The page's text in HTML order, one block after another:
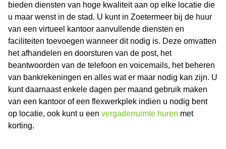
bieden diensten van hoge kwaliteit aan op elke locatie die
u maar wenst in de stad. U kunt in Zoetermeer bij de huur
van een virtueel kantoor aanvullende diensten en
faciliteiten toevoegen wanneer dit nodig is. Deze omvatten
het afhandelen en doorsturen van de post, het
beantwoorden van de telefoon en voicemails, het beheren
van bankrekeningen en alles wat er maar nodig kan zijn. U
kunt daarnaast enkele dagen per maand gebruik maken
van een kantoor of een flexwerkplek indien u nodig bent
op locatie, ook kunt u een vergaderruimte huren met
korting.